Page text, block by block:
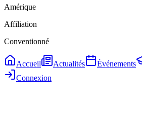
Amérique
Affiliation
Conventionné
Accueil Actualités Événements
Connexion